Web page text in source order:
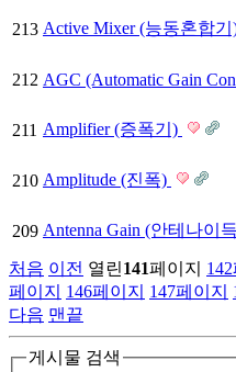
213 Active Mixer (능동혼합기
212 AGC (Automatic Gain
211 Amplifier (증폭기)
210 Amplitude (진폭)
209 Antenna Gain (안테나이
처음 이전 열린141페이지 142
페이지
146페이지 147페이지
다음 맨끝
게시물 검색